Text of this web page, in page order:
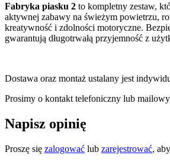
Fabryka piasku 2 to kompletny zestaw,
aktywnej zabawy na świeżym powietrzu,
kreatywność i zdolności motoryczne.
gwarantują długotrwałą przyjemność z
Dostawa oraz montaż ustalany jest
Prosimy o kontakt telefoniczny lub
Napisz opinię
Proszę się zalogować lub zarejestrować,